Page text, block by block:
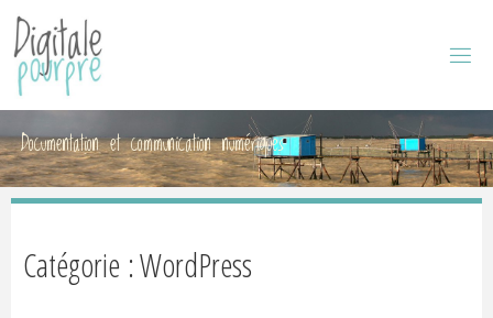
GI
T
A
L
Documentation et communication numériques
Catégorie : WordPress